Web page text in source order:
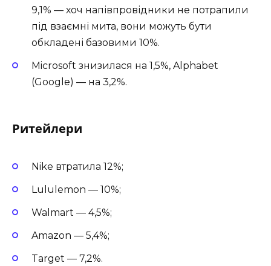
9,1% — хоч напівпровідники не потрапили
під взаємні мита, вони можуть бути
обкладені базовими 10%.
Microsoft знизилася на 1,5%, Alphabet
(Google) — на 3,2%.
Ритейлери
Nike втратила 12%;
Lululemon — 10%;
Walmart — 4,5%;
Amazon — 5,4%;
Target — 7,2%.